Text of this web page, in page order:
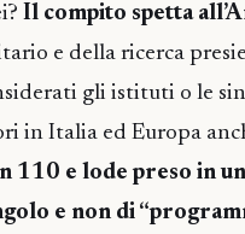
Il compito spetta
e della ricerca
gli istituti o le
in Italia ed Europa
110 e lode preso in
e non di